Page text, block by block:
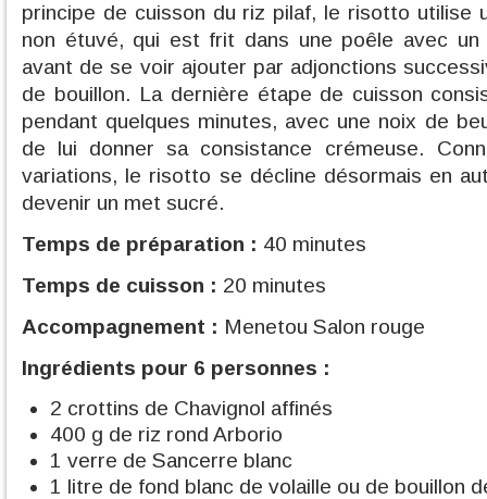
principe de cuisson du riz pilaf, le risotto utilise
non étuvé, qui est frit dans une poêle avec
avant de se voir ajouter par adjonctions
de bouillon. La dernière étape de cuisson
pendant quelques minutes, avec une noix de
de lui donner sa consistance crémeuse.
variations, le risotto se décline désormais en
devenir un met sucré.
Temps de préparation : 40 minutes
Temps de cuisson : 20 minutes
Accompagnement : Menetou Salon rouge
Ingrédients pour 6 personnes :
2 crottins de Chavignol affinés
400 g de riz rond Arborio
1 verre de Sancerre blanc
1 litre de fond blanc de volaille ou de bouillon